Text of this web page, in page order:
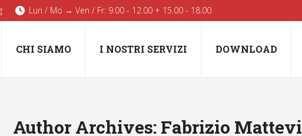
Lun / Mo → Ven / Fr: 9.00 - 12.00 + 15.00 - 18.00
CHI SIAMO I NOSTRI SERVIZI DOWNLOAD
Author Archives: Fabrizio Mattevi